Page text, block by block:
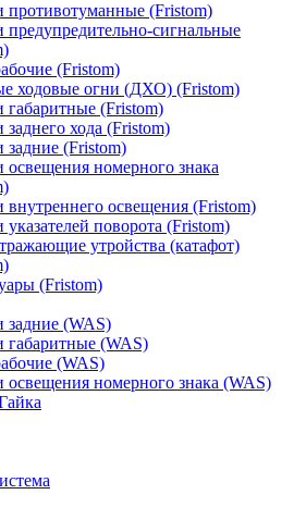
противотуманные (Fristom)
сигнальные
(Fristom)
ходовые огни (ДХО) (Fristom)
(Fristom)
хода (Fristom)
(Fristom)
номерного знака
освещения (Fristom)
поворота (Fristom)
утройства (катафот)
(Fristom)
задние (WAS)
габаритные (WAS)
(WAS)
номерного знака (WAS)